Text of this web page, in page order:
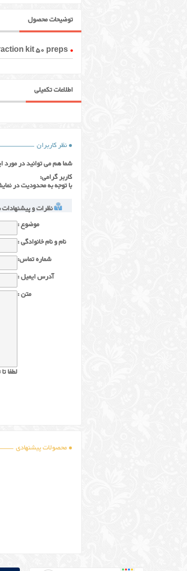
توضیحات محصول
kit 50 preps
اطلاعات تکمیلی
نظر کاربران
شما هم می توانید در مورد
کاربر گرامی:
با توجه به محدودیت در
نظرات و پیشنهادات شما:
موضوع :
نام و نام خانوادگی :
شماره تماس:
آدرس ایمیل :
متن :
لطفا
محصولات پیشنهادی